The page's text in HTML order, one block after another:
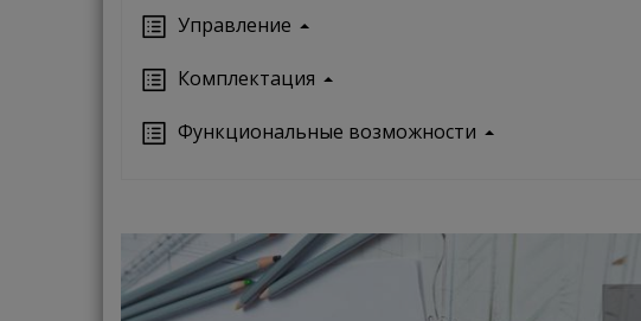
Управление
Кoмплектация
Функциональные возможности